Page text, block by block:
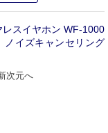
スイヤホン WF-1000
ノイズキャンセリング
次元へ